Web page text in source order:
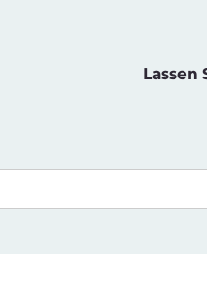
Lassen